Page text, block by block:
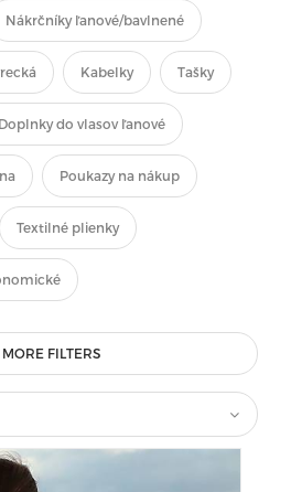
Nákrčníky ľanové/bavlnené
Kabelky Tašky
Doplnky do vlasov ľanové
Poukazy na nákup
Textilné plienky
FILTERS